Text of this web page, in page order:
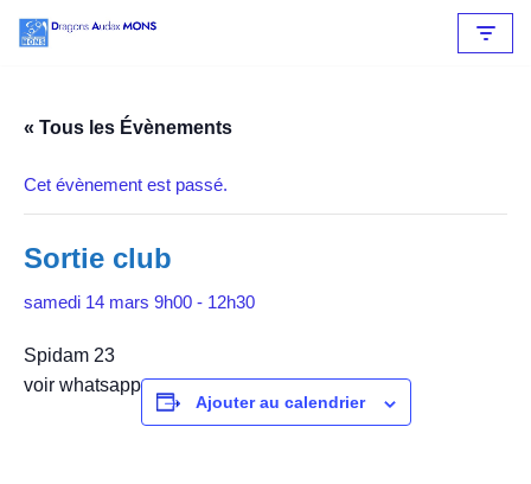
contenu
« Tous les Évènements
Cet évènement est passé.
Sortie club
samedi 14 mars 9h00 - 12h30
Spidam 23
voir whatsapp
Ajouter au calendrier